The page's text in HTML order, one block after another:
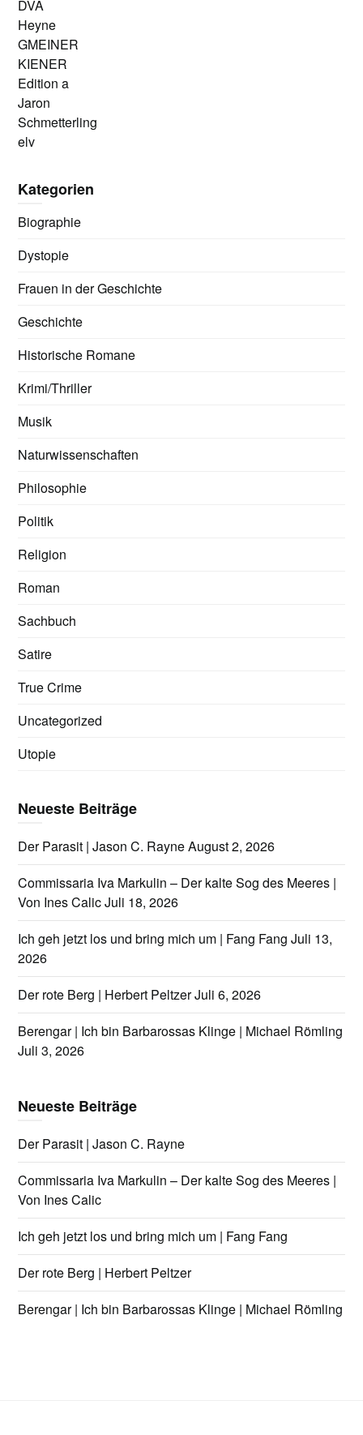
DVA
Heyne
GMEINER
KIENER
Edition a
Jaron
Schmetterling
elv
Kategorien
Biographie
Dystopie
Frauen in der Geschichte
Geschichte
Historische Romane
Krimi/Thriller
Musik
Naturwissenschaften
Philosophie
Politik
Religion
Roman
Sachbuch
Satire
True Crime
Uncategorized
Utopie
Neueste Beiträge
Der Parasit | Jason C. RayneAugust 2, 2026
Commissaria Iva Markulin – Der kalte Sog des Meeres |
Von Ines CalicJuli 18, 2026
Ich geh jetzt los und bring mich um | Fang Fang Juli 13,
2026
Der rote Berg | Herbert PeltzerJuli 6, 2026
Berengar | Ich bin Barbarossas Klinge | Michael Römling
Juli 3, 2026
Neueste Beiträge
Der Parasit | Jason C. Rayne
Commissaria Iva Markulin – Der kalte Sog des Meeres |
Von Ines Calic
Ich geh jetzt los und bring mich um | Fang Fang
Der rote Berg | Herbert Peltzer
Berengar | Ich bin Barbarossas Klinge | Michael Römling